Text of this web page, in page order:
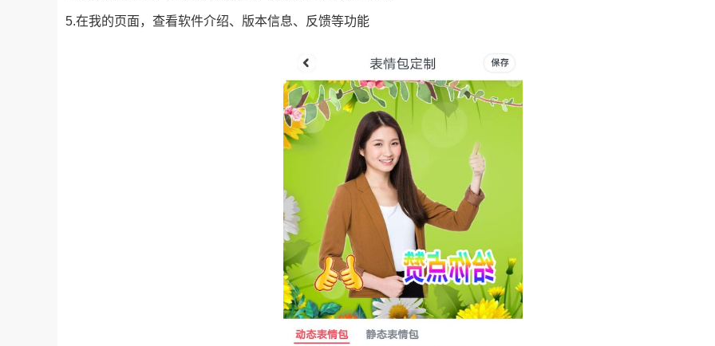
5.在我的页面，查看软件介绍、版本信息、反馈等功能